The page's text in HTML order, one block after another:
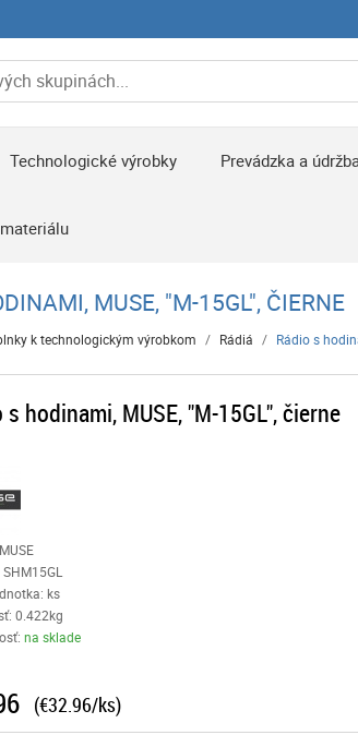
Technologické výrobky Prevádzka a
MUSE, "M-15GL", ČIERNE
k technologickým výrobkom / Rádiá / Rádio s
s hodinami, MUSE, "M-15GL", čierne
SHM15GL
ks
0.422kg
na sklade
(€32.96/ks)